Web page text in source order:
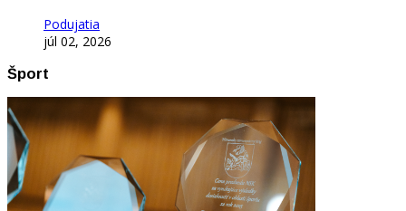
Podujatia
júl 02, 2026
Šport